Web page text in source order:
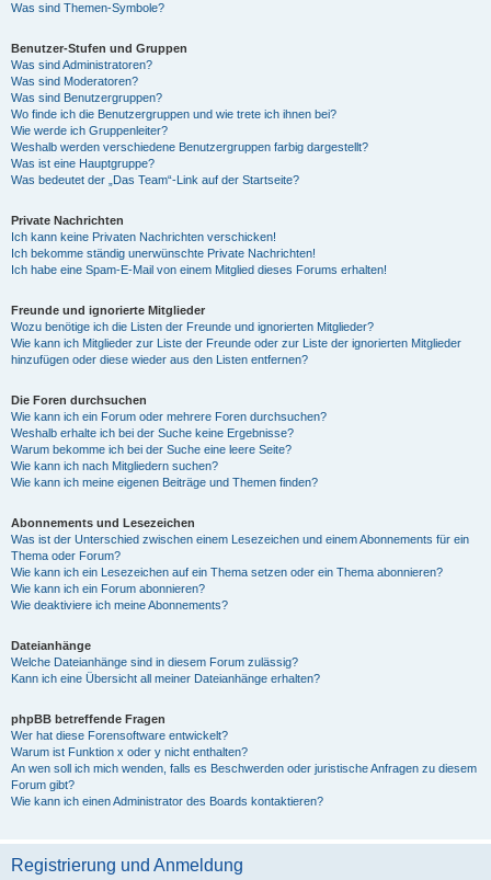
Was sind Themen-Symbole?
Benutzer-Stufen und Gruppen
Was sind Administratoren?
Was sind Moderatoren?
Was sind Benutzergruppen?
Wo finde ich die Benutzergruppen und wie trete ich ihnen bei?
Wie werde ich Gruppenleiter?
Weshalb werden verschiedene Benutzergruppen farbig dargestellt?
Was ist eine Hauptgruppe?
Was bedeutet der „Das Team“-Link auf der Startseite?
Private Nachrichten
Ich kann keine Privaten Nachrichten verschicken!
Ich bekomme ständig unerwünschte Private Nachrichten!
Ich habe eine Spam-E-Mail von einem Mitglied dieses Forums erhalten!
Freunde und ignorierte Mitglieder
Wozu benötige ich die Listen der Freunde und ignorierten Mitglieder?
Wie kann ich Mitglieder zur Liste der Freunde oder zur Liste der ignorierten Mitglieder
hinzufügen oder diese wieder aus den Listen entfernen?
Die Foren durchsuchen
Wie kann ich ein Forum oder mehrere Foren durchsuchen?
Weshalb erhalte ich bei der Suche keine Ergebnisse?
Warum bekomme ich bei der Suche eine leere Seite?
Wie kann ich nach Mitgliedern suchen?
Wie kann ich meine eigenen Beiträge und Themen finden?
Abonnements und Lesezeichen
Was ist der Unterschied zwischen einem Lesezeichen und einem Abonnements für ein
Thema oder Forum?
Wie kann ich ein Lesezeichen auf ein Thema setzen oder ein Thema abonnieren?
Wie kann ich ein Forum abonnieren?
Wie deaktiviere ich meine Abonnements?
Dateianhänge
Welche Dateianhänge sind in diesem Forum zulässig?
Kann ich eine Übersicht all meiner Dateianhänge erhalten?
phpBB betreffende Fragen
Wer hat diese Forensoftware entwickelt?
Warum ist Funktion x oder y nicht enthalten?
An wen soll ich mich wenden, falls es Beschwerden oder juristische Anfragen zu diesem
Forum gibt?
Wie kann ich einen Administrator des Boards kontaktieren?
Registrierung und Anmeldung